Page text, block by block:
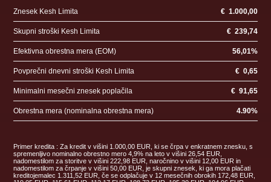
Znesek Kesh Limita € 1.000,00
Skupni stroški Kesh Limita € 239,74
Efektivna obrestna mera (EOM) 56,01%
Povprečni dnevni stroški Kesh Limita € 0,65
Minimalni mesečni znesek poplačila € 91,65
Obrestna mera (nominalna obrestna mera) 4.90%
Primer kredita : Za kredit v višini 1.000,00 EUR, ki se črpa v enkratnem znesku, s
spremenljivo nominalno obrestno mero 4,9% na leto v višini 26,54 EUR,
nadomestilom za storitve v višini 222,98 EUR, naročnino v višini 12,00 EUR in
nadomestilom za črpanje v višini 50,00 EUR, je skupni znesek, ki ga mora plačati
kreditojemalec 1.311,52 EUR, če se odplačuje v 12 mesečnih obrokih 172,48 EUR,